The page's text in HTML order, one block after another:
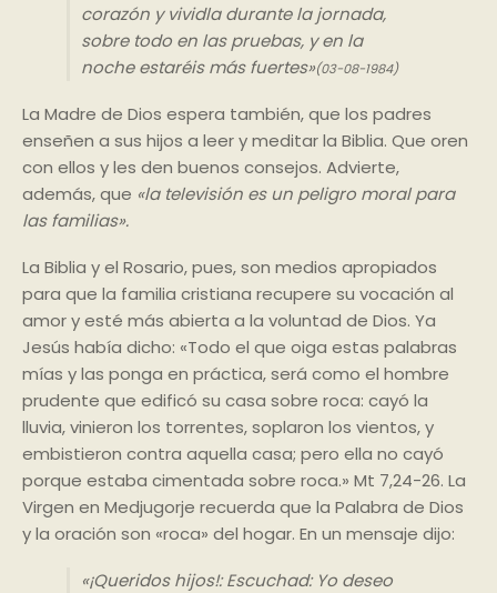
corazón y vividla durante la jornada,
sobre todo en las pruebas, y en la
noche estaréis más fuertes»(03-08-1984)
La Madre de Dios espera también, que los padres
enseñen a sus hijos a leer y meditar la Biblia. Que oren
con ellos y les den buenos consejos. Advierte,
además, que «la televisión es un peligro moral para
las familias».
La Biblia y el Rosario, pues, son medios apropiados
para que la familia cristiana recupere su vocación al
amor y esté más abierta a la voluntad de Dios. Ya
Jesús había dicho: «Todo el que oiga estas palabras
mías y las ponga en práctica, será como el hombre
prudente que edificó su casa sobre roca: cayó la
lluvia, vinieron los torrentes, soplaron los vientos, y
embistieron contra aquella casa; pero ella no cayó
porque estaba cimentada sobre roca.» Mt 7,24-26. La
Virgen en Medjugorje recuerda que la Palabra de Dios
y la oración son «roca» del hogar. En un mensaje dijo:
«¡Queridos hijos!: Escuchad: Yo deseo